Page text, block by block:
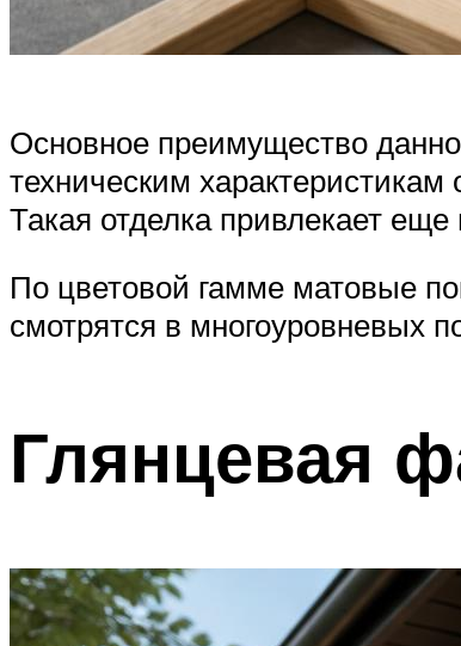
Основное преимущество
техническим
Такая отделка привлекает
По цветовой гамме матовые
смотрятся в многоуровневых
Глянцевая